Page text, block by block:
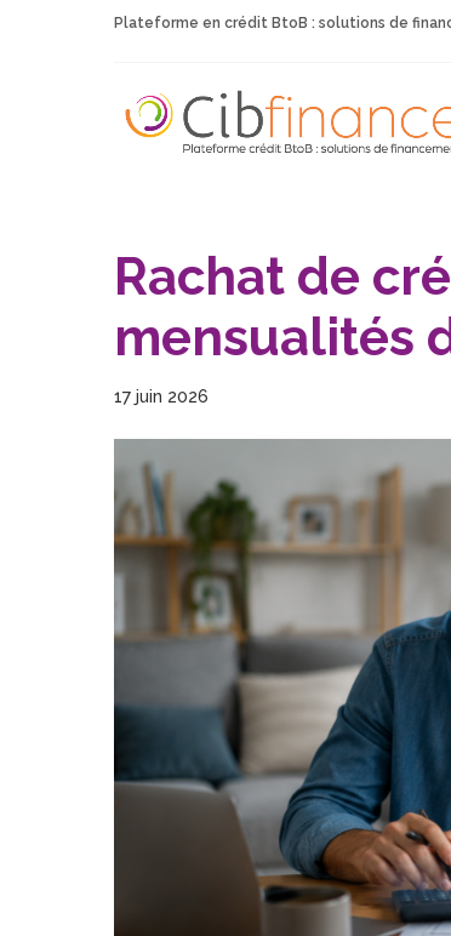
Plateforme en crédit BtoB : solutions de
Rachat de
mensualités
17 juin 2026